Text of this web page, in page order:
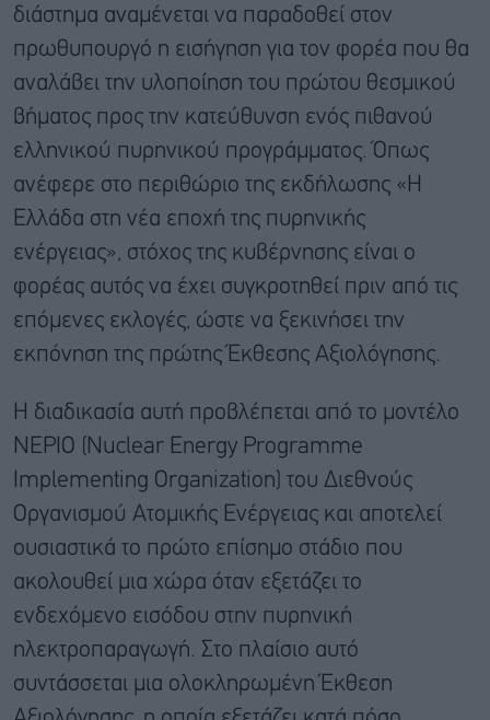
διάστημα αναμένεται να παραδοθεί στον
πρωθυπουργό η εισήγηση για τον φορέα που θα
αναλάβει την υλοποίηση του πρώτου θεσμικού
βήματος προς την κατεύθυνση ενός πιθανού
ελληνικού πυρηνικού προγράμματος. Όπως
ανέφερε στο περιθώριο της εκδήλωσης «Η
Ελλάδα στη νέα εποχή της πυρηνικής
ενέργειας», στόχος της κυβέρνησης είναι ο
φορέας αυτός να έχει συγκροτηθεί πριν από τις
επόμενες εκλογές, ώστε να ξεκινήσει την
εκπόνηση της πρώτης Έκθεσης Αξιολόγησης.
Η διαδικασία αυτή προβλέπεται από το μοντέλο
NEPIO (Nuclear Energy Programme
Implementing Organization) του Διεθνούς
Οργανισμού Ατομικής Ενέργειας και αποτελεί
ουσιαστικά το πρώτο επίσημο στάδιο που
ακολουθεί μια χώρα όταν εξετάζει το
ενδεχόμενο εισόδου στην πυρηνική
ηλεκτροπαραγωγή. Στο πλαίσιο αυτό
συντάσσεται μια ολοκληρωμένη Έκθεση